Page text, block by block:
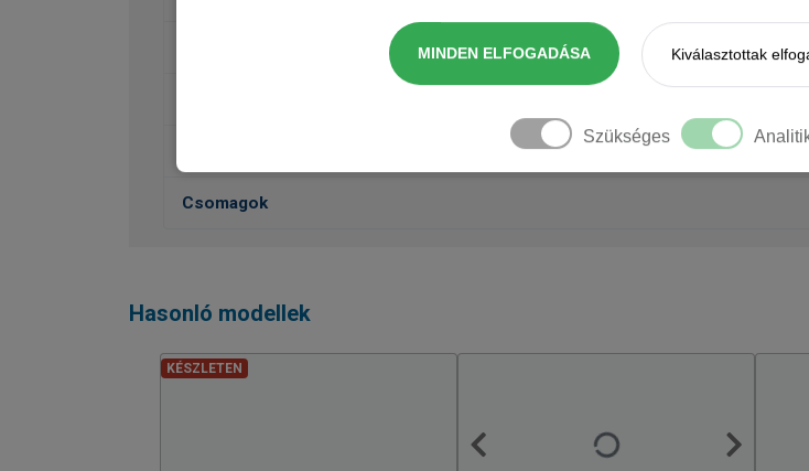
MINDEN ELFOGADÁSA Kiválasztottak
Szükséges
Vezetéstámogatás, Biztonság
Csomagok
Hasonló modellek
KÉSZLETEN